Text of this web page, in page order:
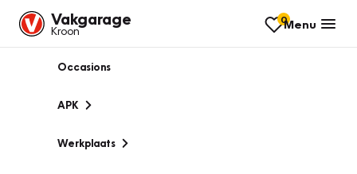
Vakgarage
Kroon
0Menu
Occasions
APK
Werkplaats